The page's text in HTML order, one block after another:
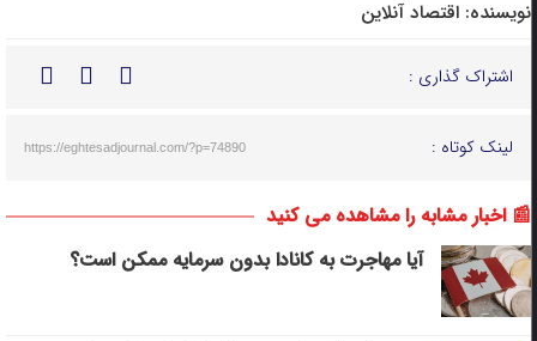
نویسنده: اقتصاد آنلاین
اشتراک گذاری :
لینک کوتاه : https://eghtesadjournal.com/?p=74890
📰 اخبار مشابه را مشاهده می کنید
آیا مهاجرت به کانادا بدون سرمایه ممکن است؟